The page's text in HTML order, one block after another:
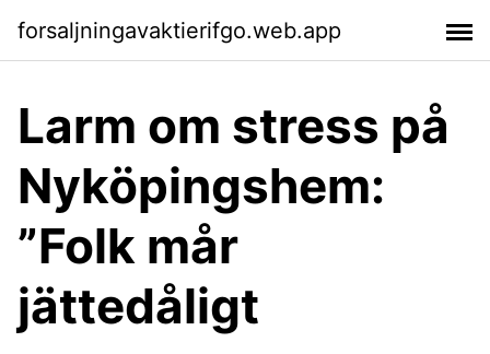
forsaljningavaktierifgo.web.app
Larm om stress på
Nyköpingshem:
”Folk mår
jättedåligt